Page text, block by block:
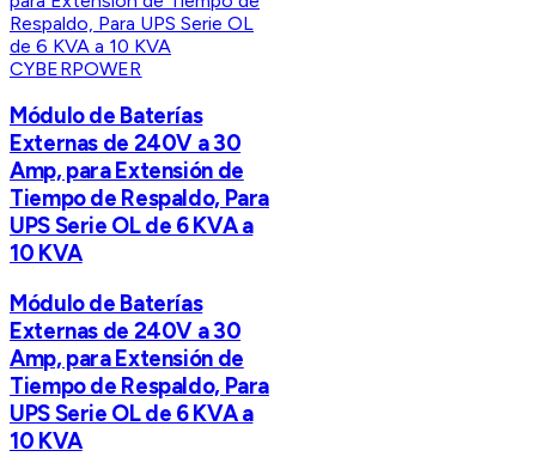
CYBERPOWER
Módulo de Baterías
Externas de 240V a 30
Amp, para Extensión de
Tiempo de Respaldo, Para
UPS Serie OL de 6 KVA a
10 KVA
Módulo de Baterías
Externas de 240V a 30
Amp, para Extensión de
Tiempo de Respaldo, Para
UPS Serie OL de 6 KVA a
10 KVA